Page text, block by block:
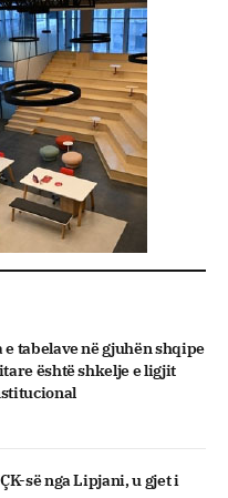
tabelave në gjuhën shqipe
është shkelje e ligjit
së nga Lipjani, u gjet i